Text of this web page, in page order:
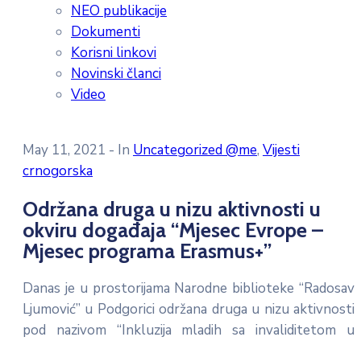
NEO publikacije
Dokumenti
Korisni linkovi
Novinski članci
Video
May 11, 2021 - In Uncategorized @me‚ Vijesti
crnogorska
Održana druga u nizu aktivnosti u
okviru događaja “Mjesec Evrope –
Mjesec programa Erasmus+”
Danas je u prostorijama Narodne biblioteke “Radosav
Ljumović” u Podgorici održana druga u nizu aktivnosti
pod nazivom “Inkluzija mladih sa invaliditetom u